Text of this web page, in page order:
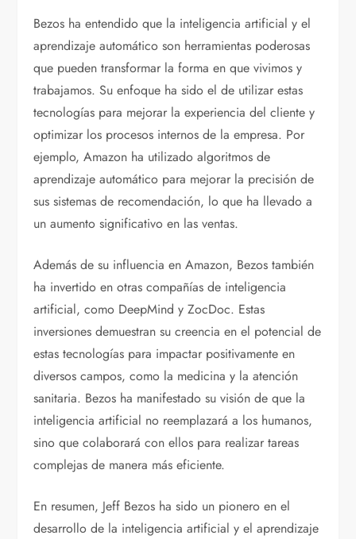
Bezos ha entendido que la inteligencia artificial y el
aprendizaje automático son herramientas poderosas
que pueden transformar la forma en que vivimos y
trabajamos. Su enfoque ha sido el de utilizar estas
tecnologías para mejorar la experiencia del cliente y
optimizar los procesos internos de la empresa. Por
ejemplo, Amazon ha utilizado algoritmos de
aprendizaje automático para mejorar la precisión de
sus sistemas de recomendación, lo que ha llevado a
un aumento significativo en las ventas.
Además de su influencia en Amazon, Bezos también
ha invertido en otras compañías de inteligencia
artificial, como DeepMind y ZocDoc. Estas
inversiones demuestran su creencia en el potencial de
estas tecnologías para impactar positivamente en
diversos campos, como la medicina y la atención
sanitaria. Bezos ha manifestado su visión de que la
inteligencia artificial no reemplazará a los humanos,
sino que colaborará con ellos para realizar tareas
complejas de manera más eficiente.
En resumen, Jeff Bezos ha sido un pionero en el
desarrollo de la inteligencia artificial y el aprendizaje